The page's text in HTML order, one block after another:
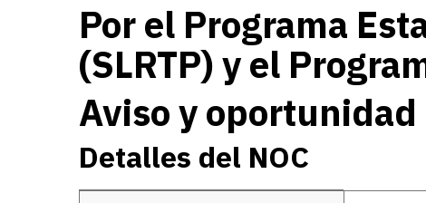
Por el Programa
(SLRTP) y el
Aviso y
Detalles del NOC